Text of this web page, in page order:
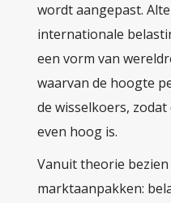
wordt aangepast.
internationale
een vorm van
waarvan de hoogte
de wisselkoers,
even hoog is.
Vanuit theorie
marktaanpakken: